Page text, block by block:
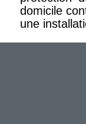
domicile
une